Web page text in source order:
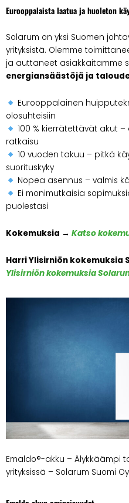
Eurooppalaista laatua ja huoleton
Solarum on yksi Suomen
yrityksistä. Olemme
ja auttaneet asiakkaitamme
energiansäästöjä ja
Eurooppalainen
olosuhteisiin
100 % kierrätettävät akut
ratkaisu
10 vuoden takuu – pitkä
suorituskyky
Nopea asennus – valmis
Ei monimutkaisia
puolestasi
Kokemuksia → Katso
Harri Ylisirniön kokemuksia
Ylisirniön kokemuksia
Emaldo®-akku –
yrityksissä – Solarum Suomi Oy